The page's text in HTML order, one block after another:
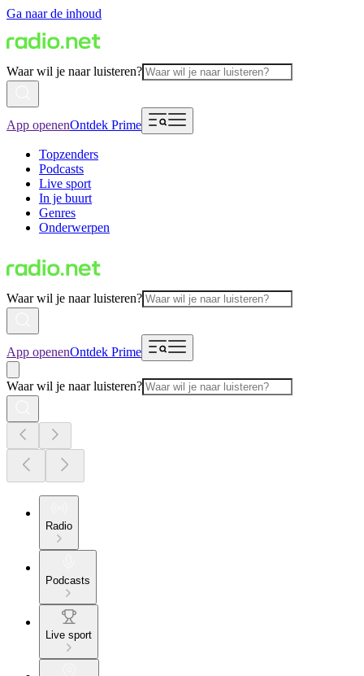
Ga naar de inhoud
Waar wil je naar luisteren?
App openenOntdek Prime
Topzenders
Podcasts
Live sport
In je buurt
Genres
Onderwerpen
Waar wil je naar luisteren?
App openenOntdek Prime
Waar wil je naar luisteren?
Radio
Podcasts
Live sport